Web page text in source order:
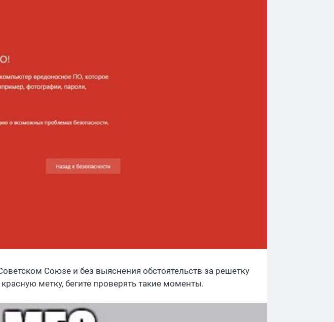
Союзе и без выяснения обстоятельств за решетку
метку, бегите проверять такие моменты.